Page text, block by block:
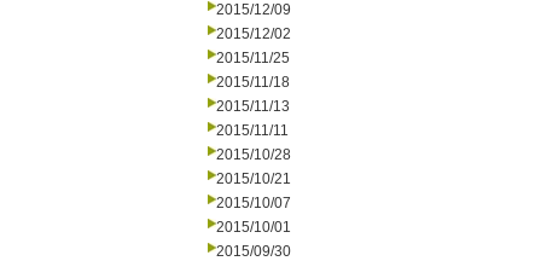
2015/12/09
2015/12/02
2015/11/25
2015/11/18
2015/11/13
2015/11/11
2015/10/28
2015/10/21
2015/10/07
2015/10/01
2015/09/30